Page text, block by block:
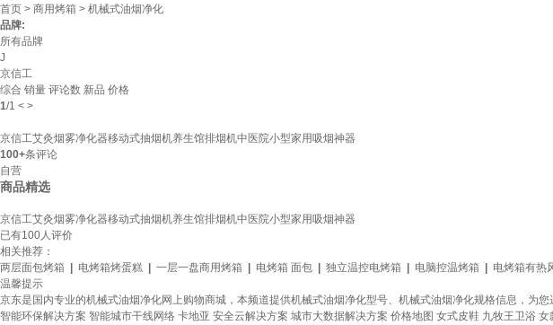
首页 > 商用烤箱 > 机械式油烟净化
品牌:
所有品牌
J
京信工
综合 销量 评论数 新品 价格
1/1 < >
京信工艾灸烟雾净化器移动式抽烟机养生馆排烟机中医院小型家用吸烟神器
100+条评论
自营
商品精选
京信工艾灸烟雾净化器移动式抽烟机养生馆排烟机中医院小型家用吸烟神器
已有100人评价
相关推荐：
两层面包烤箱
电烤箱烤蛋糕 一层一盘商用烤箱 电烤箱 面包 独立温控电烤箱 电脑控温烤箱 电烤箱有热
温馨提示
京东是国内专业的机械式油烟净化网上购物商城，本频道提供机械式油烟净化型号、机械式油烟净化规格信息，为
智能环保解决方案 智能城市干线网络 卡地亚 安全云解决方案 城市大数据解决方案 价格地图 女式皮鞋 九牧王卫浴 女